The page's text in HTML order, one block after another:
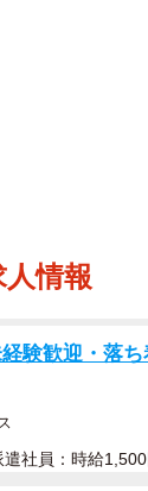
情報
験歓迎・落
遣社員：時給1,500